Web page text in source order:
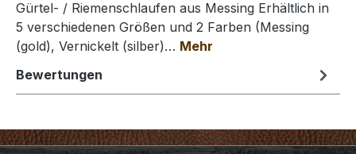
Gürtel- / Riemenschlaufen aus Messing Erhältlich in
5 verschiedenen Größen und 2 Farben (Messing
(gold), Vernickelt (silber)… Mehr
Bewertungen